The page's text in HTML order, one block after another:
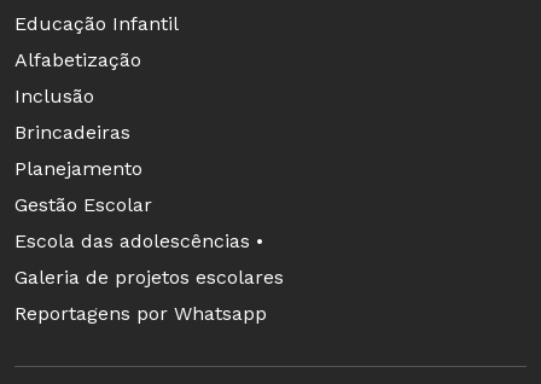
Educação Infantil
Alfabetização
Inclusão
Brincadeiras
Planejamento
Gestão Escolar
Escola das adolescências •
Galeria de projetos escolares
Reportagens por Whatsapp